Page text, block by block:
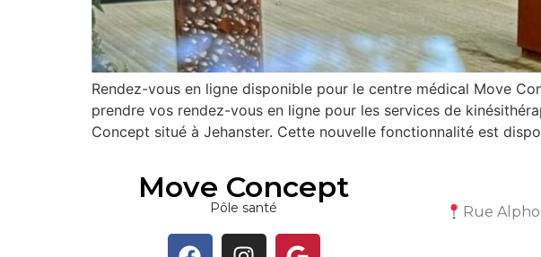
Rendez-vous en ligne disponible pour le centre médical Move
prendre vos rendez-vous en ligne pour les services de
Concept situé à Jehanster. Cette nouvelle fonctionnalité est
Move Concept
Pôle santé Rue